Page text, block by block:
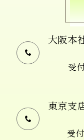
大阪本
受
東京支
受